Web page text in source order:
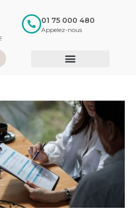
01 75 000 480
Appelez-nous